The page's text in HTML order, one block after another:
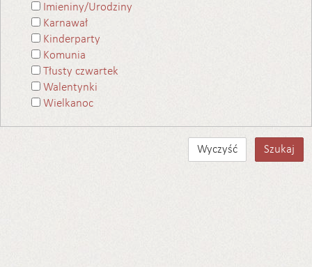
Imieniny/Urodziny
Karnawał
Kinderparty
Komunia
Tłusty czwartek
Walentynki
Wielkanoc